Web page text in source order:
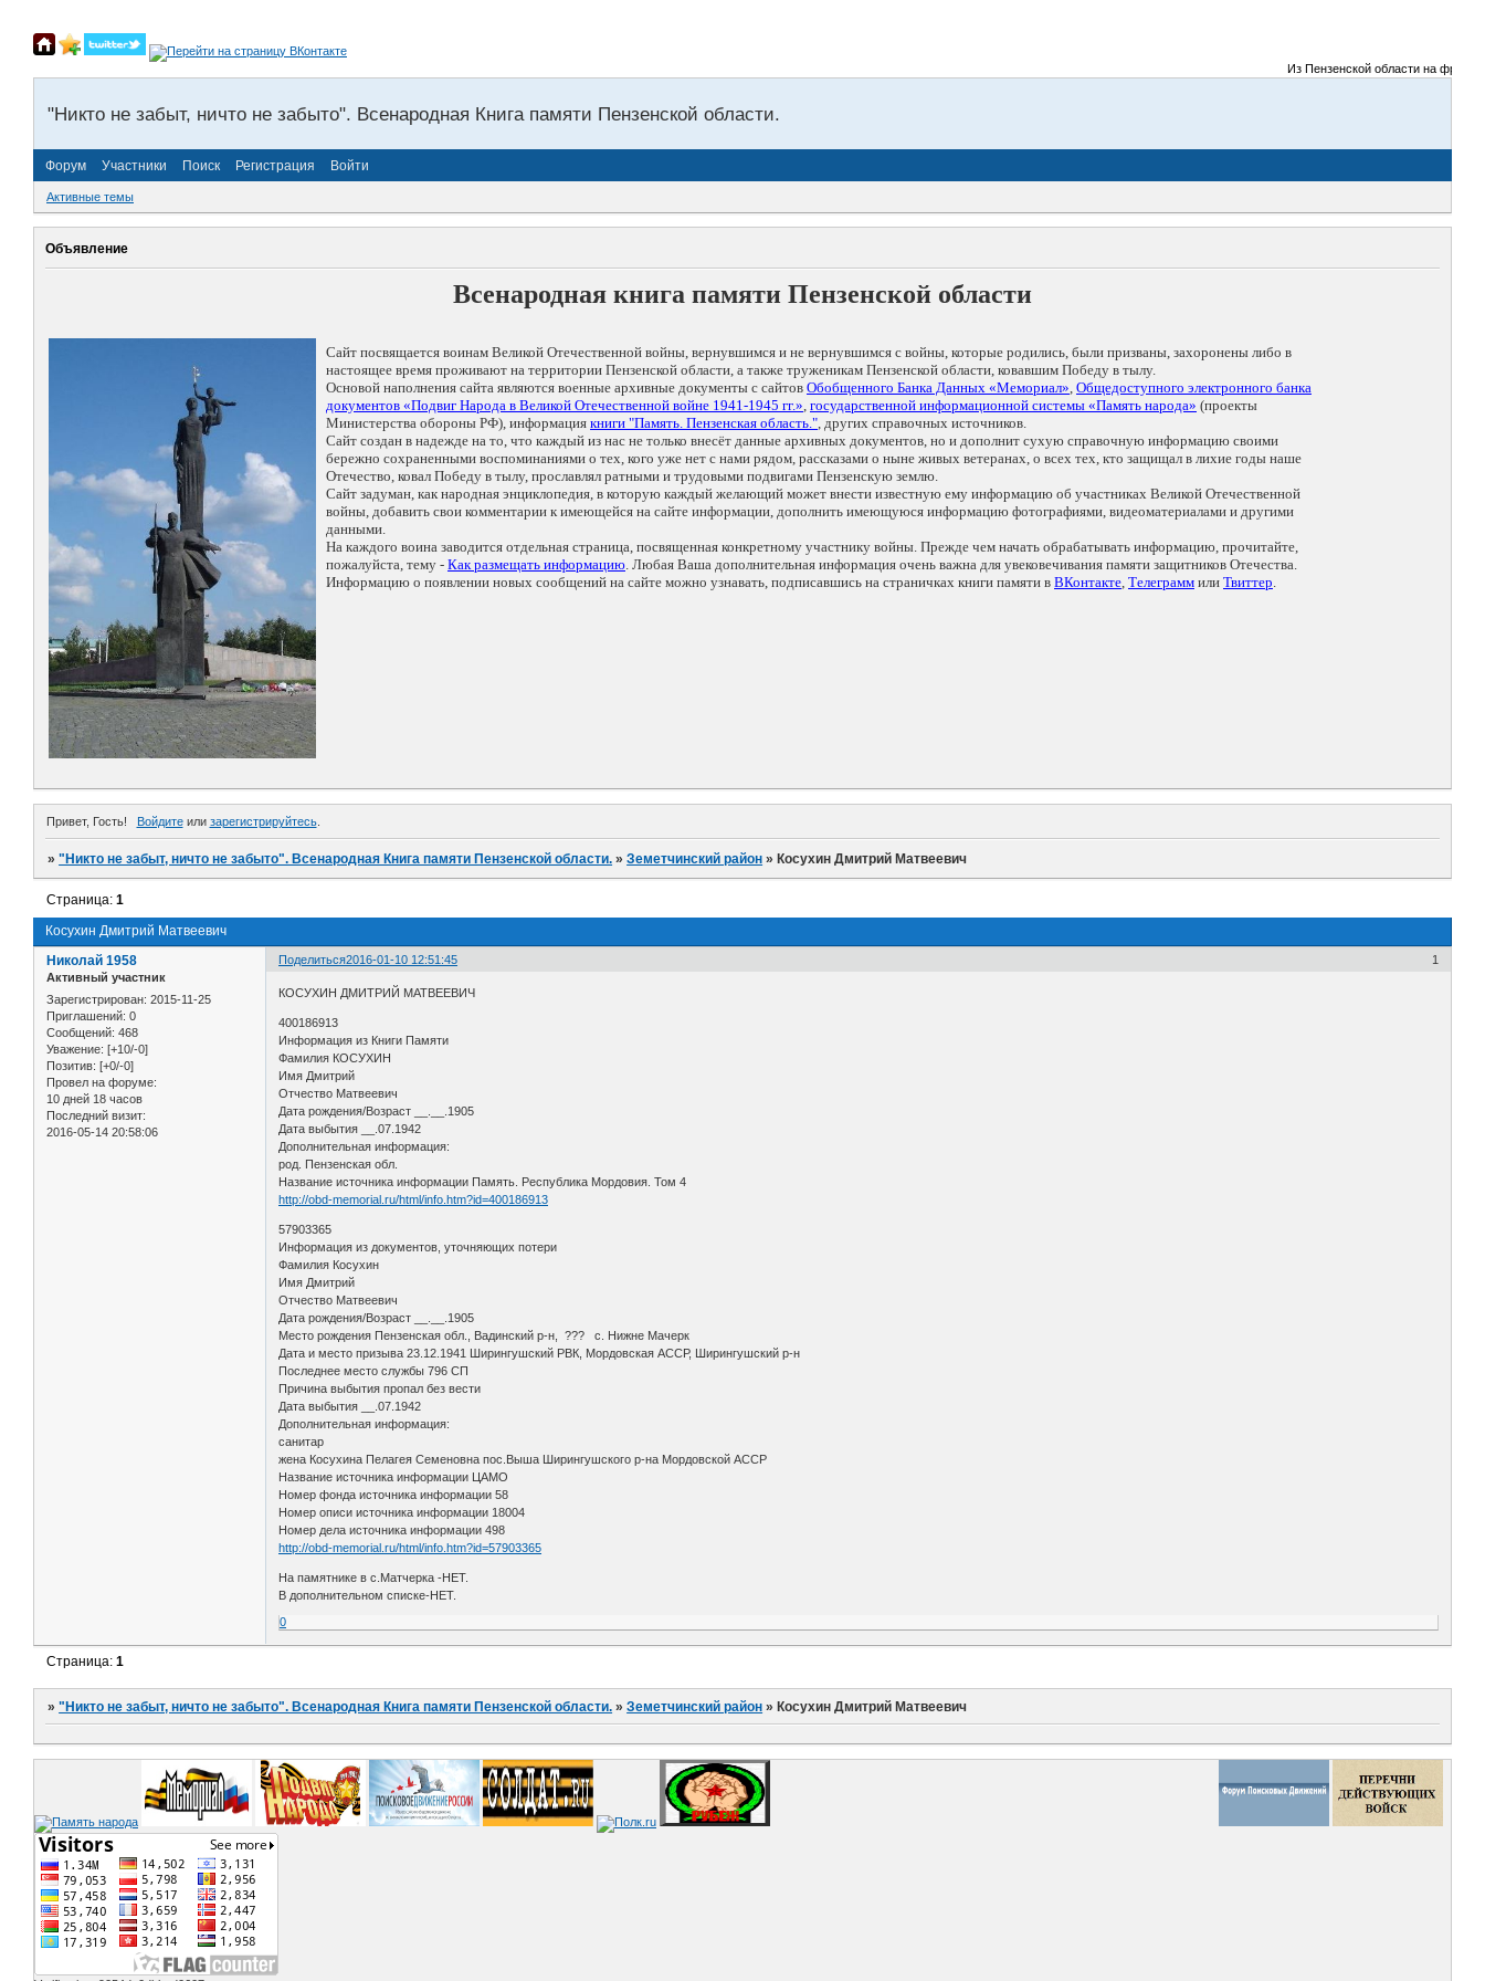
Из Пензенской области на
"Никто не забыт, ничто не забыто". Всенародная Книга памяти Пензенской области.
Форум Участники Поиск Регистрация Войти
Активные темы
Объявление
Всенародная книга памяти Пензенской области
Сайт посвящается воинам Великой Отечественной войны, вернувшимся и не вернувшимся с войны, которые родились, были призваны, захоронены либо в
настоящее время проживают на территории Пензенской области, а также труженикам Пензенской области, ковавшим Победу в тылу.
Основой наполнения сайта являются военные архивные документы с сайтов Обобщенного Банка Данных «Мемориал», Общедоступного электронного банка
документов «Подвиг Народа в Великой Отечественной войне 1941-1945 гг.», государственной информационной системы «Память народа» (проекты
Министерства обороны РФ), информация книги "Память. Пензенская область.", других справочных источников.
Сайт создан в надежде на то, что каждый из нас не только внесёт данные архивных документов, но и дополнит сухую справочную информацию своими
бережно сохраненными воспоминаниями о тех, кого уже нет с нами рядом, рассказами о ныне живых ветеранах, о всех тех, кто защищал в лихие годы наше
Отечество, ковал Победу в тылу, прославлял ратными и трудовыми подвигами Пензенскую землю.
Сайт задуман, как народная энциклопедия, в которую каждый желающий может внести известную ему информацию об участниках Великой Отечественной
войны, добавить свои комментарии к имеющейся на сайте информации, дополнить имеющуюся информацию фотографиями, видеоматериалами и другими
данными.
На каждого воина заводится отдельная страница, посвященная конкретному участнику войны. Прежде чем начать обрабатывать информацию, прочитайте,
пожалуйста, тему - Как размещать информацию. Любая Ваша дополнительная информация очень важна для увековечивания памяти защитников Отечества.
Информацию о появлении новых сообщений на сайте можно узнавать, подписавшись на страничках книги памяти в ВКонтакте, Телеграмм или Твиттер.
Привет, Гость! Войдитеили зарегистрируйтесь.
»"Никто не забыт, ничто не забыто". Всенародная Книга памяти Пензенской области. »Земетчинский район » Косухин Дмитрий Матвеевич
Косухин Дмитрий Матвеевич
Страница:1
Поделиться 1
2016-01-10 12:51:45
Николай 1958
Активный участник
Зарегистрирован: 2015-11-25
Приглашений: 0
Сообщений: 468
Уважение: [+10/-0]
Позитив: [+0/-0]
Провел на форуме:
10 дней 18 часов
Последний визит:
2016-05-14 20:58:06
КОСУХИН ДМИТРИЙ МАТВЕЕВИЧ
400186913
Информация из Книги Памяти
Фамилия КОСУХИН
Имя Дмитрий
Отчество Матвеевич
Дата рождения/Возраст __.__.1905
Дата выбытия __.07.1942
Дополнительная информация:
род. Пензенская обл.
Название источника информации Память. Республика Мордовия. Том 4
http://obd-memorial.ru/html/info.htm?id=400186913
57903365
Информация из документов, уточняющих потери
Фамилия Косухин
Имя Дмитрий
Отчество Матвеевич
Дата рождения/Возраст __.__.1905
Место рождения Пензенская обл., Вадинский р-н, ??? с. Нижне Мачерк
Дата и место призыва 23.12.1941 Ширингушский РВК, Мордовская АССР, Ширингушский р-н
Последнее место службы 796 СП
Причина выбытия пропал без вести
Дата выбытия __.07.1942
Дополнительная информация:
санитар
жена Косухина Пелагея Семеновна пос.Выша Ширингушского р-на Мордовской АССР
Название источника информации ЦАМО
Номер фонда источника информации 58
Номер описи источника информации 18004
Номер дела источника информации 498
http://obd-memorial.ru/html/info.htm?id=57903365
На памятнике в с.Матчерка -НЕТ.
В дополнительном списке-НЕТ.
0
Страница:1
»"Никто не забыт, ничто не забыто". Всенародная Книга памяти Пензенской области. »Земетчинский район » Косухин Дмитрий Матвеевич